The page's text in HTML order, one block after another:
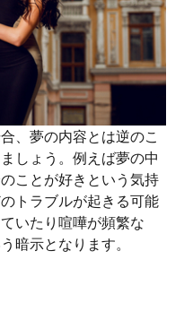
、夢の内容とは逆のこ
しょう。例えば夢の中
ことが好きという気持
トラブルが起きる可能
いたり喧嘩が頻繁な
暗示となります。